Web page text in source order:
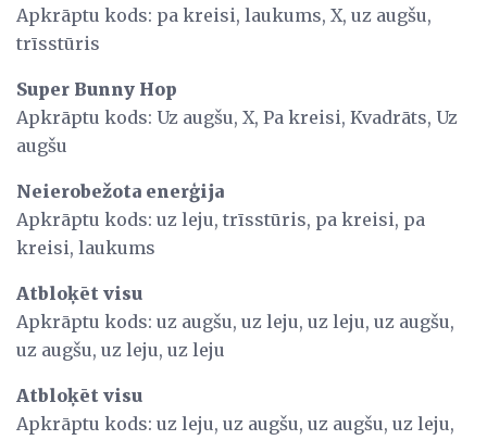
Apkrāptu kods: pa kreisi, laukums, X, uz augšu,
trīsstūris
Super Bunny Hop
Apkrāptu kods: Uz augšu, X, Pa kreisi, Kvadrāts, Uz
augšu
Neierobežota enerģija
Apkrāptu kods: uz leju, trīsstūris, pa kreisi, pa
kreisi, laukums
Atbloķēt visu
Apkrāptu kods: uz augšu, uz leju, uz leju, uz augšu,
uz augšu, uz leju, uz leju
Atbloķēt visu
Apkrāptu kods: uz leju, uz augšu, uz augšu, uz leju,